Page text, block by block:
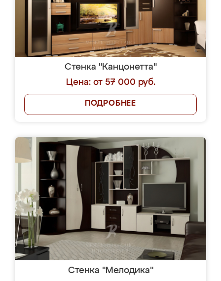
Стенка "Канцонетта"
Цена: от 57 000 руб.
ПОДРОБНЕЕ
Стенка "Мелодика"